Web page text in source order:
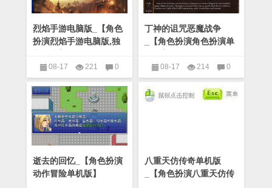
烈焰手游电脑版_【角色
扮演烈焰手游电脑版,独
08-17 221
0
丁神的诅咒恶魔战争
_【角色扮演角色扮演单
08-17 214
0
逝去的回忆_【角色扮演
动作冒险单机版】
八重天仿传奇单机版
_【角色扮演八重天仿传